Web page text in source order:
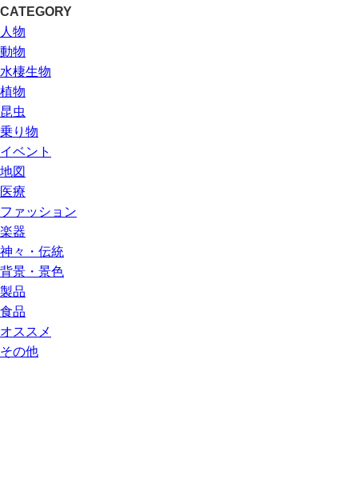
CATEGORY
人物
動物
水棲生物
植物
昆虫
乗り物
イベント
地図
医療
ファッション
楽器
神々・伝統
背景・景色
製品
食品
オススメ
その他